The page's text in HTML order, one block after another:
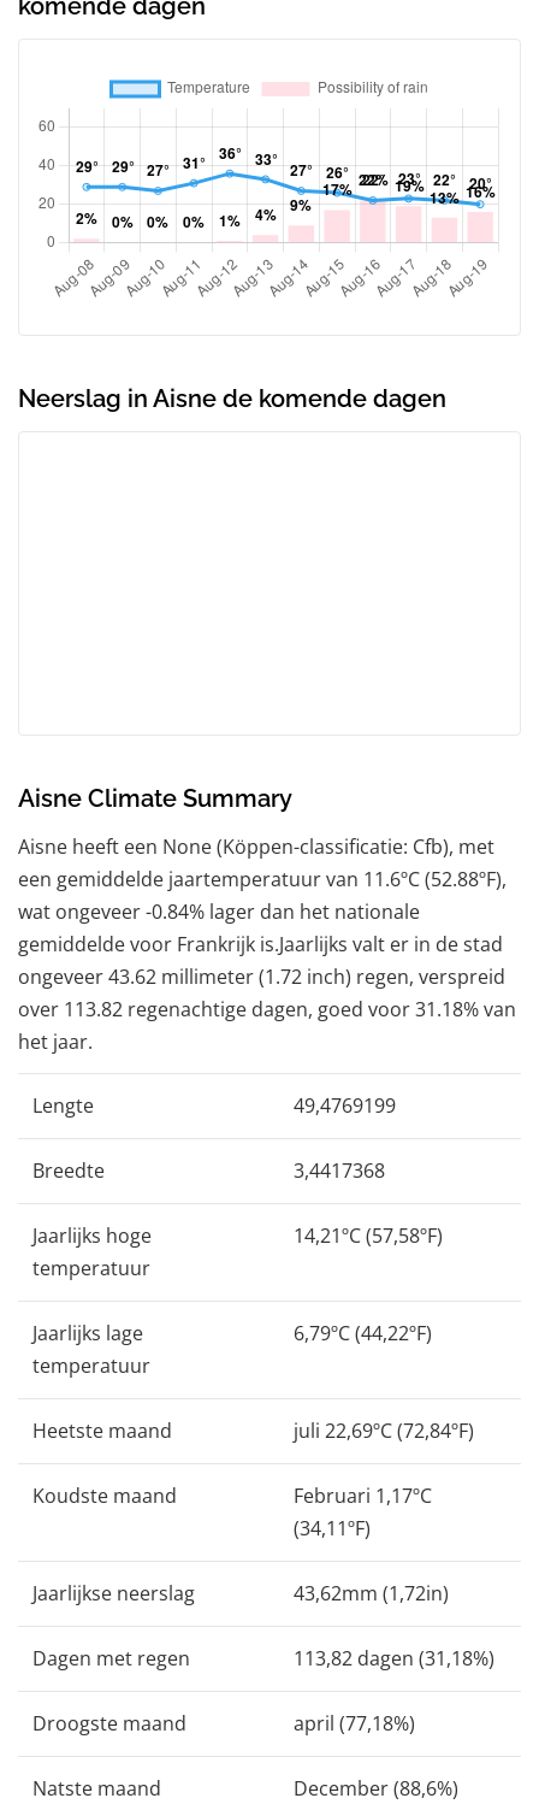
komende dagen
Neerslag in Aisne de komende dagen
Aisne Climate Summary
Aisne heeft een None (Köppen-classificatie: Cfb), met
een gemiddelde jaartemperatuur van 11.6ºC (52.88ºF),
wat ongeveer -0.84% lager dan het nationale
gemiddelde voor Frankrijk is.Jaarlijks valt er in de stad
ongeveer 43.62 millimeter (1.72 inch) regen, verspreid
over 113.82 regenachtige dagen, goed voor 31.18% van
het jaar.
Lengte 49,4769199
Breedte 3,4417368
Jaarlijks hoge
temperatuur
14,21ºC (57,58ºF)
Jaarlijks lage
temperatuur
6,79ºC (44,22ºF)
Heetste maand juli 22,69ºC (72,84ºF)
Koudste maand
Februari 1,17ºC
(34,11ºF)
Jaarlijkse neerslag 43,62mm (1,72in)
Dagen met regen 113,82 dagen (31,18%)
Droogste maand april (77,18%)
Natste maand December (88,6%)